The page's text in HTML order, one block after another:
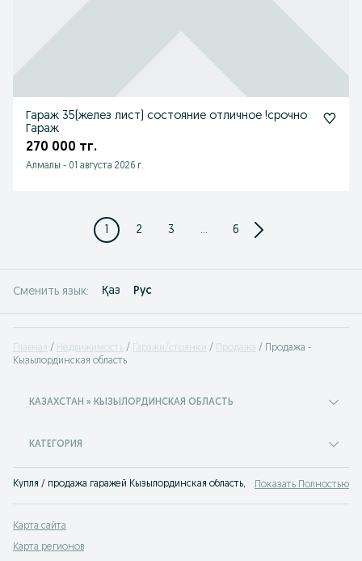
Гараж 35(желез лист) состояние отличное !срочно
Гараж
270 000 тг.
Алмалы - 01 августа 2026 г.
1 2 3 ... 6
Сменить язык: Қаз Рус
Главная Недвижимость Гаражи/стоянки Продажа
Продажа -
Кызылординская область
КАЗАХСТАН » КЫЗЫЛОРДИНСКАЯ ОБЛАСТЬ
КАТЕГОРИЯ
Купля / продажа гаражей Кызылординская область, выгодная покупка или
Показать Полностью
Карта сайта
Карта регионов